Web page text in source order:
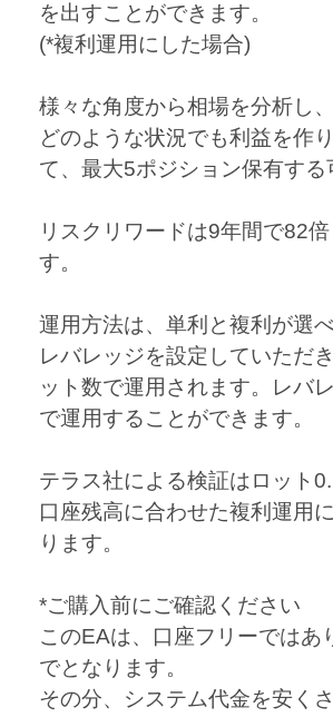
を出すことができます。
(*複利運用にした場合)
様々な角度から相場を分析し
どのような状況でも利益を作
て、最大5ポジション保有す
リスクリワードは9年間で82
す。
運用方法は、単利と複利が選べ
レバレッジを設定していただ
ット数で運用されます。レバ
で運用することができます。
テラス社による検証はロット
口座残高に合わせた複利運用
ります。
*ご購入前にご確認ください
このEAは、口座フリーでは
でとなります。
その分、システム代金を安く